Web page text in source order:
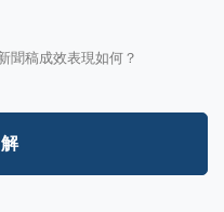
聞稿成效表現如何？